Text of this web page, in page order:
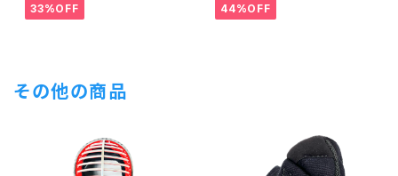
33%OFF 44%OFF
その他の商品